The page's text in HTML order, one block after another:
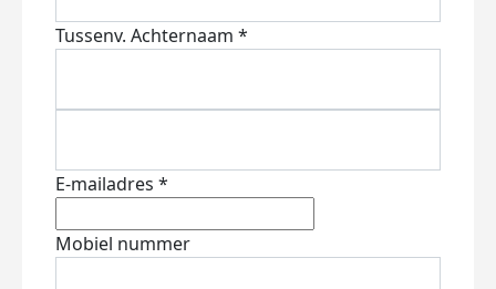
Tussenv. Achternaam *
E-mailadres *
Mobiel nummer